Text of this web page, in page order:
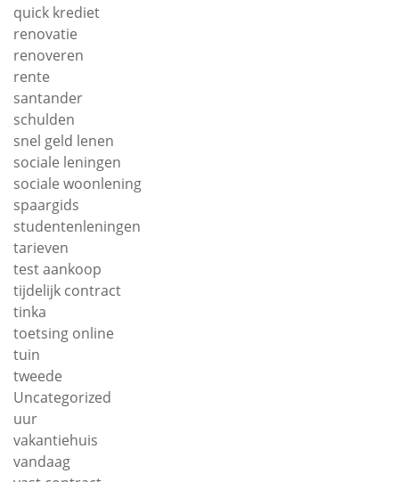
quick krediet
renovatie
renoveren
rente
santander
schulden
snel geld lenen
sociale leningen
sociale woonlening
spaargids
studentenleningen
tarieven
test aankoop
tijdelijk contract
tinka
toetsing online
tuin
tweede
Uncategorized
uur
vakantiehuis
vandaag